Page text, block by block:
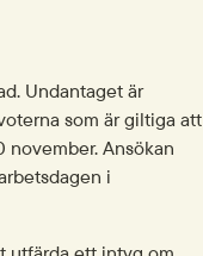
Undantaget är
som är giltiga att
november. Ansökan
i